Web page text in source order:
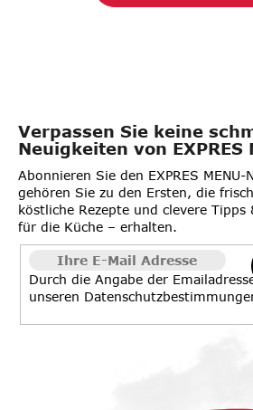
Verpassen Sie keine
Neuigkeiten von EXPRES
Abonnieren Sie den EXPRES MENU-
gehören Sie zu den Ersten, die
köstliche Rezepte und clevere
für die Küche – erhalten.
Durch die Angabe der
unseren